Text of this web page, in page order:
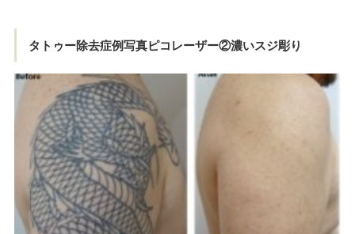
タトゥー除去症例写真ピコレーザー②濃いスジ彫り